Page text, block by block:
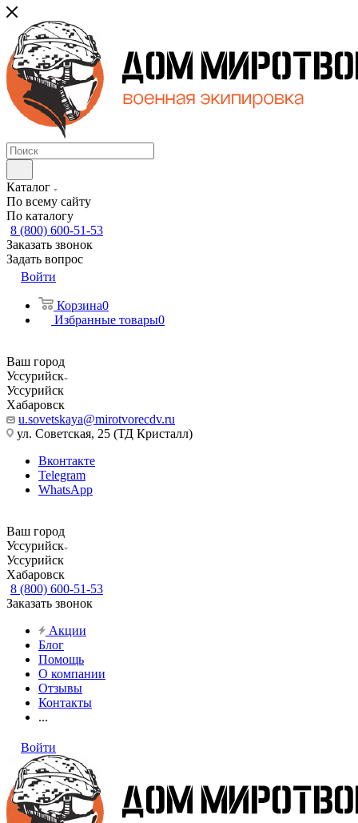
Каталог
По всему сайту
По каталогу
8 (800) 600-51-53
Заказать звонок
Задать вопрос
Войти
Корзина0
Избранные товары0
Ваш город
Уссурийск
Уссурийск
Хабаровск
u.sovetskaya@mirotvorecdv.ru
ул. Советская, 25 (ТД Кристалл)
Вконтакте
Telegram
WhatsApp
Ваш город
Уссурийск
Уссурийск
Хабаровск
8 (800) 600-51-53
Заказать звонок
Акции
Блог
Помощь
О компании
Отзывы
Контакты
...
Войти